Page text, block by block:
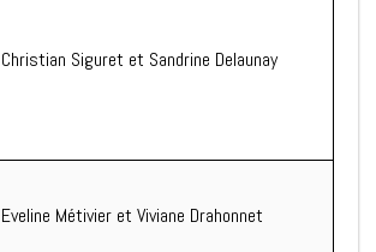
Christian Siguret et Sandrine Delaunay
Eveline Métivier et Viviane Drahonnet